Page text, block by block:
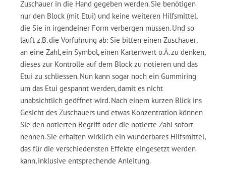
Zuschauer in die Hand gegeben werden. Sie benötigen
nur den Block (mit Etui) und keine weiteren Hilfsmittel,
die Sie in irgendeiner Form verbergen müssen. Und so
läuft z.B. die Vorführung ab: Sie bitten einen Zuschauer,
an eine Zahl, ein Symbol, einen Kartenwert o.Ä. zu denken,
dieses zur Kontrolle auf dem Block zu notieren und das
Etui zu schliessen. Nun kann sogar noch ein Gummiring
um das Etui gespannt werden, damit es nicht
unabsichtlich geöffnet wird. Nach einem kurzen Blick ins
Gesicht des Zuschauers und etwas Konzentration können
Sie den notierten Begriff oder die notierte Zahl sofort
nennen. Sie erhalten wirklich ein wunderbares Hilfsmittel,
das für die verschiedensten Effekte eingesetzt werden
kann, inklusive entsprechende Anleitung.